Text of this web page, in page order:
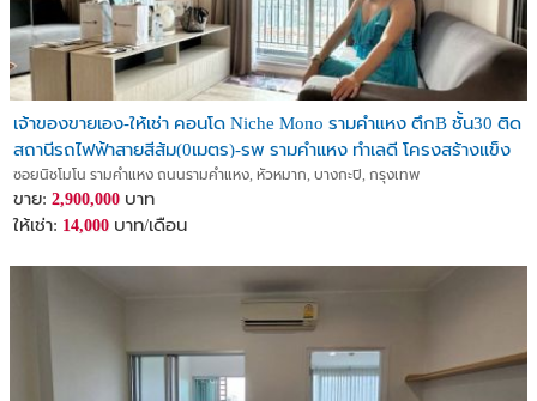
สนใจติดต่อ :
เบอร์โทร : 0626424011
ID LINE : limsticker
เจ้าของขายเอง-ให้เช่า คอนโด Niche Mono รามคำแหง ตึกB ชั้น30 ติด
สถานีรถไฟฟ้าสายสีส้ม(0เมตร)-รพ รามคำแหง ทำเลดี โครงสร้างแข็ง
แรง วิวสวย โรแมนติก
ซอยนิชโมโน รามคำแหง ถนนรามคำแหง, หัวหมาก, บางกะปิ, กรุงเทพ
ขาย: 2,900,000 บาท
ให้เช่า: 14,000 บาท/เดือน